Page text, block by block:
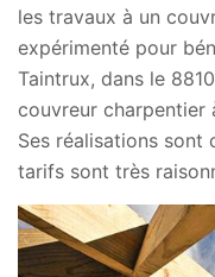
les travaux à un
expérimenté pour
Taintrux, dans le
couvreur charpentier
Ses réalisations sont
tarifs sont très